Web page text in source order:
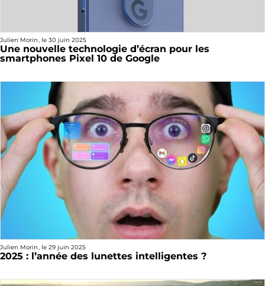
Julien Morin, le 30 juin 2025
Une nouvelle technologie d’écran pour les
smartphones Pixel 10 de Google
Julien Morin, le 29 juin 2025
2025 : l’année des lunettes intelligentes ?